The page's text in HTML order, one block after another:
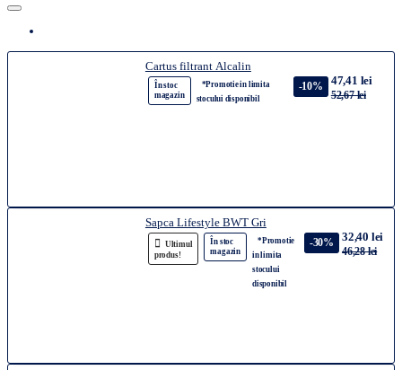
Cartus filtrant Alcalin
În stoc
magazin
*Promotie in limita
stocului disponibil
-10% 47,41 lei
52,67 lei
Sapca Lifestyle BWT Gri
Ultimul
produs!
În stoc
magazin
*Promotie
in limita
stocului
disponibil
-30% 32,40 lei
46,28 lei